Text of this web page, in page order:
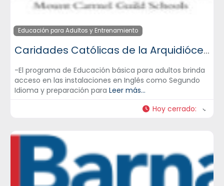
Educación para Adultos y Entrenamiento
Caridades Católicas de la Arquidiócesis de Newark – CCANNJ
-El programa de Educación básica para adultos brinda
acceso en las instalaciones en Inglés como Segundo
Idioma y preparación para Leer más...
Hoy cerrado: